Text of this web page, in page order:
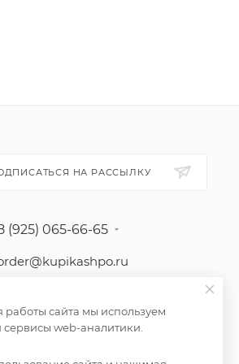
НА РАССЫЛКУ
(925) 065-66-65
работы сайта мы используем
web-аналитики.